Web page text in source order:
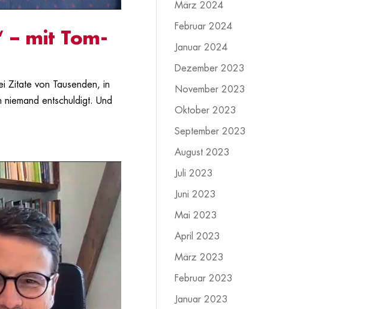
– mit Tom-
Zitate von Tausenden, in
entschuldigt. Und
März 2024
Februar 2024
Januar 2024
Dezember 2023
November 2023
Oktober 2023
September 2023
August 2023
Juli 2023
Juni 2023
Mai 2023
April 2023
März 2023
Februar 2023
Januar 2023